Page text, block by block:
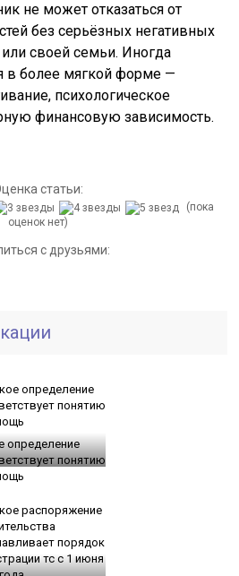
не может отказаться от
без серьёзных негативных
своей семьи. Иногда
в более мягкой форме —
психологическое
финансовую зависимость.
статьи:
(пока
оценок нет)
с друзьями:
определение
понятию